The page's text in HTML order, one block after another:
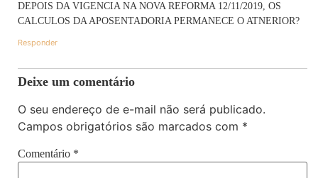
DEPOIS DA VIGENCIA NA NOVA REFORMA 12/11/2019, OS
CALCULOS DA APOSENTADORIA PERMANECE O ATNERIOR?
Responder
Deixe um comentário
O seu endereço de e-mail não será publicado.
Campos obrigatórios são marcados com *
Comentário *